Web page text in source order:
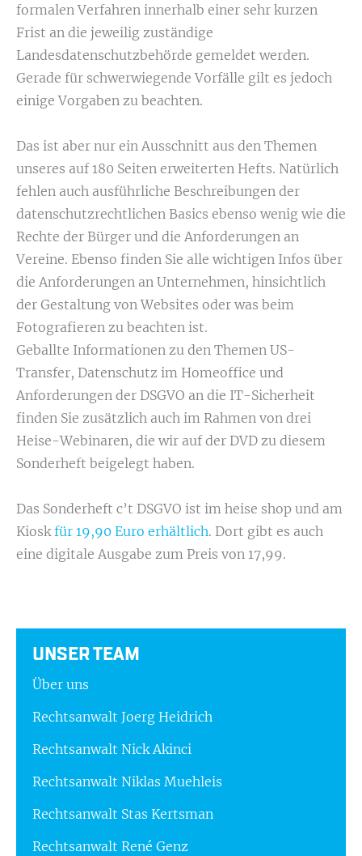
formalen Verfahren innerhalb einer sehr kurzen
Frist an die jeweilig zuständige
Landesdatenschutzbehörde gemeldet werden.
Gerade für schwerwiegende Vorfälle gilt es jedoch
einige Vorgaben zu beachten.
Das ist aber nur ein Ausschnitt aus den Themen
unseres auf 180 Seiten erweiterten Hefts. Natürlich
fehlen auch ausführliche Beschreibungen der
datenschutzrechtlichen Basics ebenso wenig wie die
Rechte der Bürger und die Anforderungen an
Vereine. Ebenso finden Sie alle wichtigen Infos über
die Anforderungen an Unternehmen, hinsichtlich
der Gestaltung von Websites oder was beim
Fotografieren zu beachten ist.
Geballte Informationen zu den Themen US-
Transfer, Datenschutz im Homeoffice und
Anforderungen der DSGVO an die IT-Sicherheit
finden Sie zusätzlich auch im Rahmen von drei
Heise-Webinaren, die wir auf der DVD zu diesem
Sonderheft beigelegt haben.
Das Sonderheft c’t DSGVO ist im heise shop und am
Kioskfür 19,90 Euro erhältlich. Dort gibt es auch
eine digitale Ausgabe zum Preis von 17,99.
UNSER TEAM
Über uns
Rechtsanwalt Joerg Heidrich
Rechtsanwalt Nick Akinci
Rechtsanwalt Niklas Muehleis
Rechtsanwalt Stas Kertsman
Rechtsanwalt René Genz